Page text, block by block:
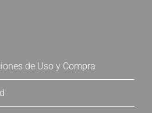
de Uso y Compra